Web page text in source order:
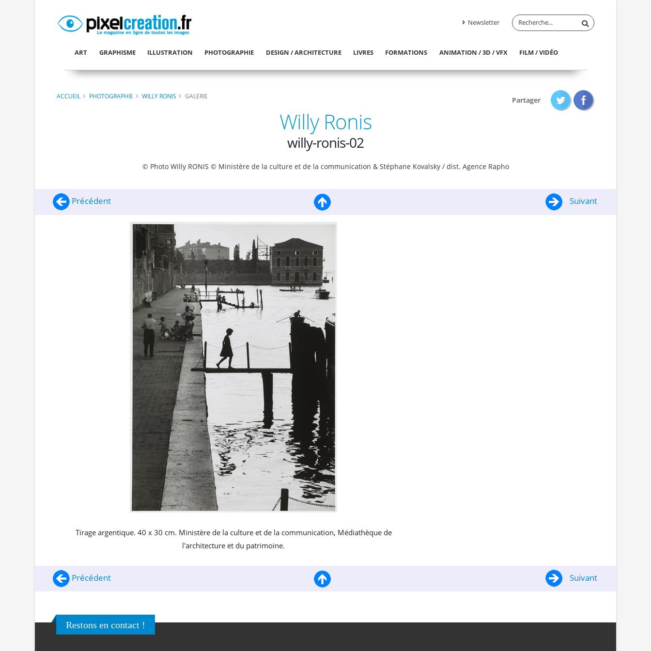
Newsletter
ART GRAPHISME ILLUSTRATION PHOTOGRAPHIE DESIGN / ARCHITECTURE LIVRES FORMATIONS ANIMATION / 3D / VFX FILM / VIDÉO
ACCUEIL PHOTOGRAPHIE WILLY RONIS GALERIE Partager
Willy Ronis
willy-ronis-02
© Photo Willy RONIS © Ministère de la culture et de la communication & Stéphane Kovalsky / dist. Agence Rapho
Précédent Suivant
Tirage argentique. 40 x 30 cm. Ministère de la culture et de la communication, Médiathèque de
l'architecture et du patrimoine.
Précédent Suivant
Restons en contact !